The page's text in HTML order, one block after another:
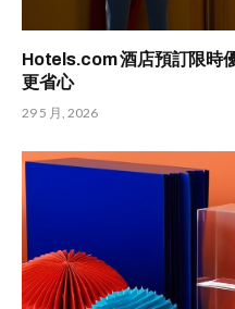
Hotels.com 酒店預訂限時
更省心
29 5 月, 2026